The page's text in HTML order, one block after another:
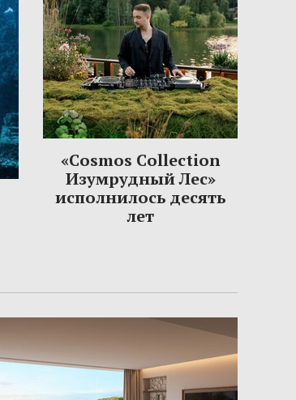
«Cosmos Collection
Изумрудный Лес»
исполнилось десять
лет